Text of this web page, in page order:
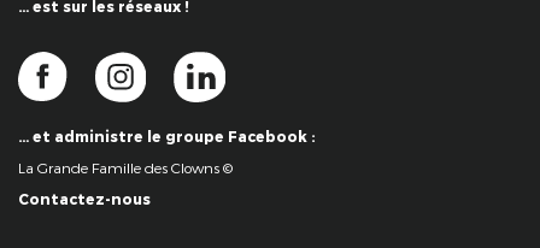
… est sur les réseaux !
… et administre le groupe Facebook :
La Grande Famille des Clowns ©
Contactez-nous